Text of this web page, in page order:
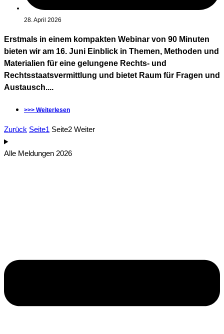
28. April 2026
Erstmals in einem kompakten Webinar von 90 Minuten
bieten wir am 16. Juni Einblick in Themen, Methoden und
Materialien für eine gelungene Rechts- und
Rechtsstaatsvermittlung und bietet Raum für Fragen und
Austausch....
>>> Weiterlesen
Zurück Seite1 Seite2 Weiter
Alle Meldungen 2026